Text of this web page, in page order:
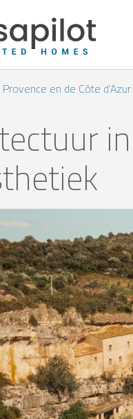
Provence en de Côte d’Azur